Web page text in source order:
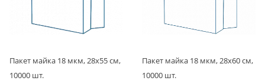
Пакет майка 18 мкм, 28х55 см,
10000 шт.
Пакет майка 18 мкм, 28х60 см,
10000 шт.